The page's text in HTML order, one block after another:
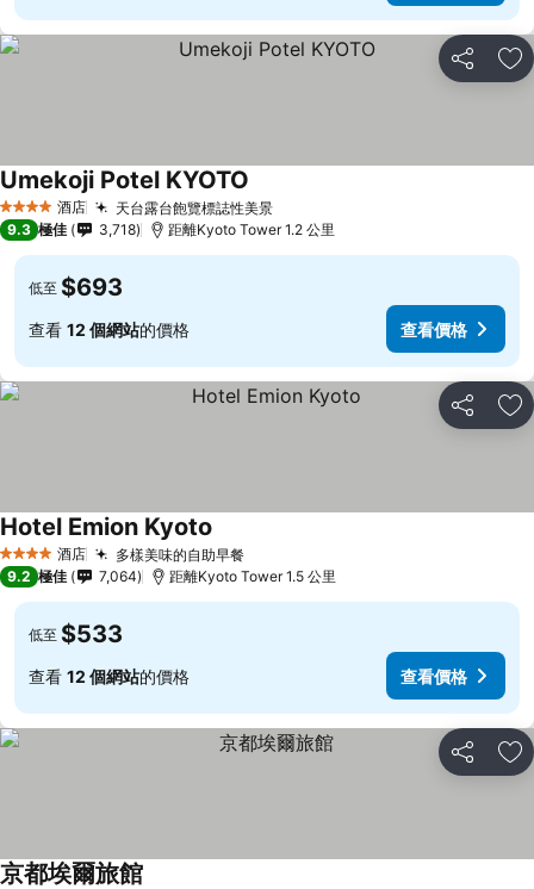
分享 放
4 星級 酒店 天台露台飽覽標誌性美景
Umekoji Potel KYOTO
9.3 極佳 3,718 距離Kyoto Tower 1.2 公里
低至 $693
查看 12 個網站的價格 查看價格
分享 放
4 星級 酒店 多樣美味的自助早餐
Hotel Emion Kyoto
9.2 極佳 7,064 距離Kyoto Tower 1.5 公里
低至 $533
查看 12 個網站的價格 查看價格
分享 放
京都埃爾旅館